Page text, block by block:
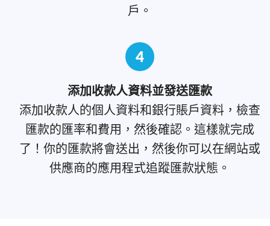
戶。
4
添加收款人資料並發送匯款
添加收款人的個人資料和銀行賬戶資料，檢查
匯款的匯率和費用，然後確認。這樣就完成
了！你的匯款將會送出，然後你可以在網站或
供應商的應用程式追蹤匯款狀態。